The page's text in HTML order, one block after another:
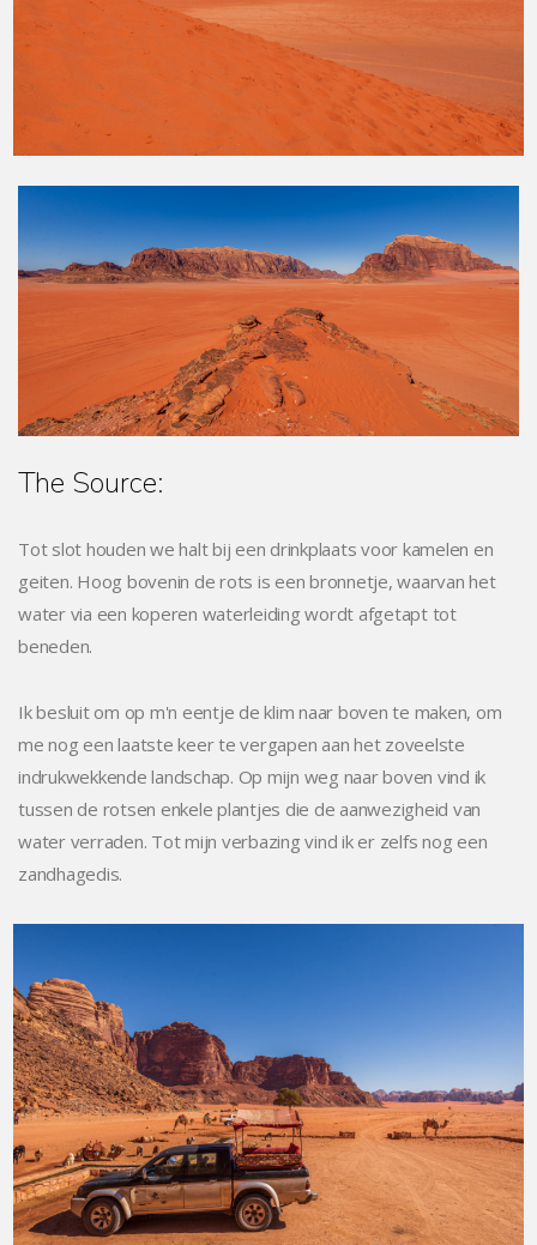
The Source:
Tot slot houden we halt bij een drinkplaats voor kamelen en
geiten. Hoog bovenin de rots is een bronnetje, waarvan het
water via een koperen waterleiding wordt afgetapt tot
beneden.
Ik besluit om op m'n eentje de klim naar boven te maken, om
me nog een laatste keer te vergapen aan het zoveelste
indrukwekkende landschap. Op mijn weg naar boven vind ik
tussen de rotsen enkele plantjes die de aanwezigheid van
water verraden. Tot mijn verbazing vind ik er zelfs nog een
zandhagedis.